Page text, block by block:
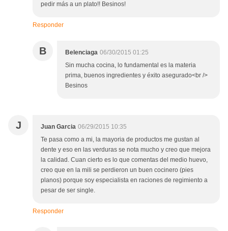
pedir más a un plato!! Besinos!
Responder
B Belenciaga 06/30/2015 01:25
Sin mucha cocina, lo fundamental es la materia
prima, buenos ingredientes y éxito asegurado<br />
Besinos
J Juan Garcia 06/29/2015 10:35
Te pasa como a mi, la mayoria de productos me gustan al
dente y eso en las verduras se nota mucho y creo que mejora
la calidad. Cuan cierto es lo que comentas del medio huevo,
creo que en la mili se perdieron un buen cocinero (pies
planos) porque soy especialista en raciones de regimiento a
pesar de ser single.
Responder